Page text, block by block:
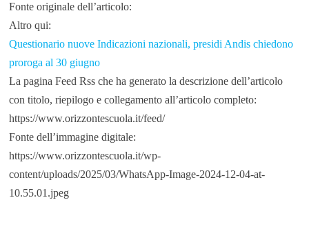
Fonte originale dell’articolo:
Altro qui:
Questionario nuove Indicazioni nazionali, presidi Andis chiedono
proroga al 30 giugno
La pagina Feed Rss che ha generato la descrizione dell’articolo
con titolo, riepilogo e collegamento all’articolo completo:
https://www.orizzontescuola.it/feed/
Fonte dell’immagine digitale:
https://www.orizzontescuola.it/wp-
content/uploads/2025/03/WhatsApp-Image-2024-12-04-at-
10.55.01.jpeg